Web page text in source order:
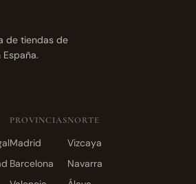
de tiendas de
PROVINCIAS
Madrid
Barcelona
NORTE
Vizcaya
Navarra